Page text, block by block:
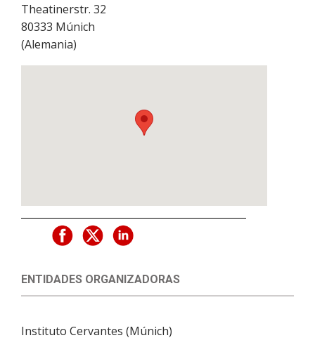
Theatinerstr. 32
80333 Múnich
(Alemania)
ENTIDADES ORGANIZADORAS
Instituto Cervantes (Múnich)